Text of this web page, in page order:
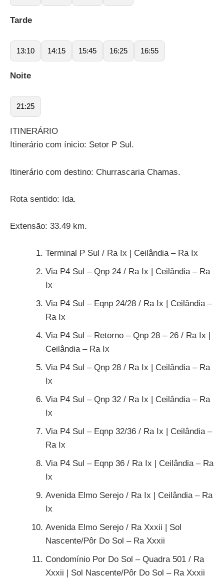
Tarde
13:10 14:15 15:45 16:25 16:55
Noite
21:25
ITINERÁRIO
Itinerário com ínicio: Setor P Sul.
Itinerário com destino: Churrascaria Chamas.
Rota sentido: Ida.
Extensão: 33.49 km.
Terminal P Sul / Ra Ix | Ceilândia – Ra Ix
Via P4 Sul – Qnp 24 / Ra Ix | Ceilândia – Ra
Ix
Via P4 Sul – Eqnp 24/28 / Ra Ix | Ceilândia –
Ra Ix
Via P4 Sul – Retorno – Qnp 28 – 26 / Ra Ix |
Ceilândia – Ra Ix
Via P4 Sul – Qnp 28 / Ra Ix | Ceilândia – Ra
Ix
Via P4 Sul – Qnp 32 / Ra Ix | Ceilândia – Ra
Ix
Via P4 Sul – Eqnp 32/36 / Ra Ix | Ceilândia –
Ra Ix
Via P4 Sul – Eqnp 36 / Ra Ix | Ceilândia – Ra
Ix
Avenida Elmo Serejo / Ra Ix | Ceilândia – Ra
Ix
Avenida Elmo Serejo / Ra Xxxii | Sol
Nascente/Pôr Do Sol – Ra Xxxii
Condomínio Por Do Sol – Quadra 501 / Ra
Xxxii | Sol Nascente/Pôr Do Sol – Ra Xxxii